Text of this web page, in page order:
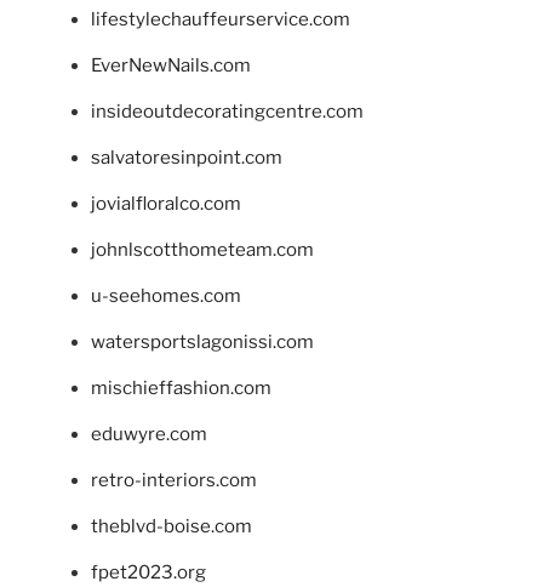
lifestylechauffeurservice.com
EverNewNails.com
insideoutdecoratingcentre.com
salvatoresinpoint.com
jovialfloralco.com
johnlscotthometeam.com
u-seehomes.com
watersportslagonissi.com
mischieffashion.com
eduwyre.com
retro-interiors.com
theblvd-boise.com
fpet2023.org